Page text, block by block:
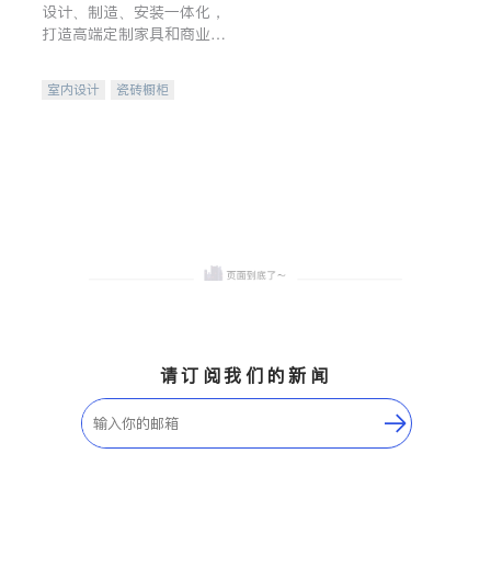
设计、制造、安装一体化，
打造高端定制家具和商业空
室内设计
瓷砖橱柜
请订阅我们的新闻